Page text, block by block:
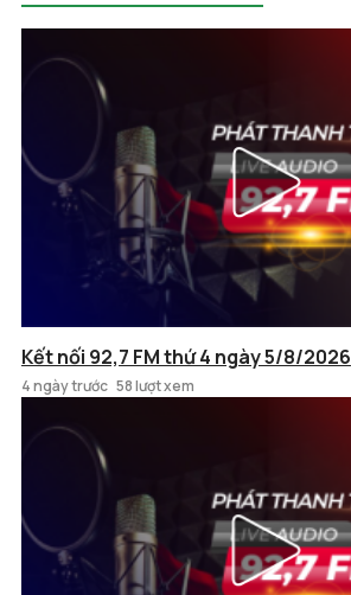
Kết nối 92,7 FM thứ 4 ngày 5/8/2026
4 ngày trước 58 lượt xem